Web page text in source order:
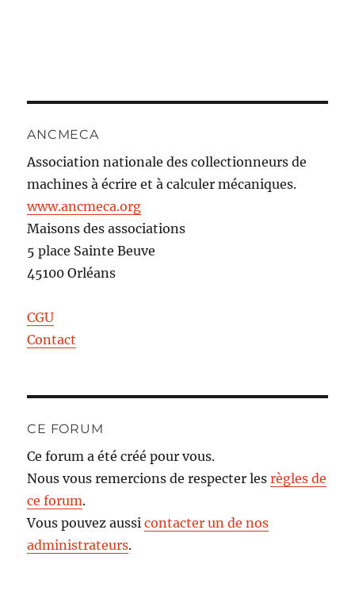
ANCMECA
Association nationale des collectionneurs de
machines à écrire et à calculer mécaniques.
www.ancmeca.org
Maisons des associations
5 place Sainte Beuve
45100 Orléans
CGU
Contact
CE FORUM
Ce forum a été créé pour vous.
Nous vous remercions de respecter lesrègles de
ce forum.
Vous pouvez aussicontacter un de nos
administrateurs.